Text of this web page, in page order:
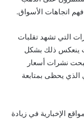
اتجاهات الأسواق.
التي تشهد تقلبات
ينعكس ذلك بشكل
نشرات أسعار
الذي يحظى بمتابعة
الإخبارية في زيادة